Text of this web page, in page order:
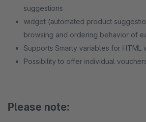
suggestions
widget (automated product
browsing and ordering behavior of
Supports Smarty variables for HTML
Possibility to offer individual
Please note: